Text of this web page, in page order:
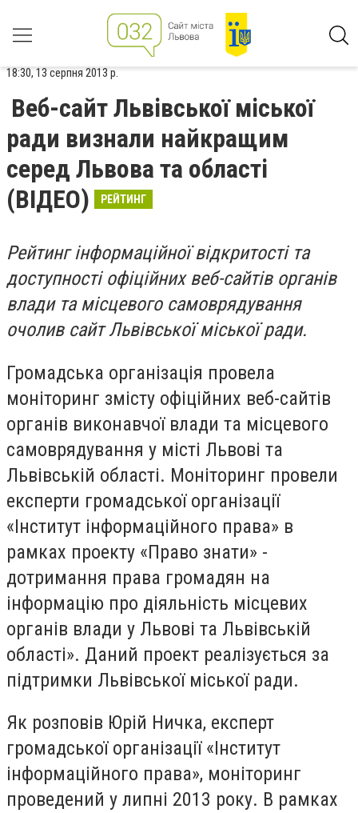
18:30, 13 серпня 2013 р.
Веб-сайт Львівської міської
ради визнали найкращим
серед Львова та області
(ВІДЕО)
РЕЙТИНГ
Рейтинг інформаційної відкритості та
доступності офіційних веб-сайтів органів
влади та місцевого самоврядування
очолив сайт Львівської міської ради.
Громадська організація провела
моніторинг змісту офіційних веб-сайтів
органів виконавчої влади та місцевого
самоврядування у місті Львові та
Львівській області. Моніторинг провели
експерти громадської організації
«Інститут інформаційного права» в
рамках проекту «Право знати» -
дотримання права громадян на
інформацію про діяльність місцевих
органів влади у Львові та Львівській
області». Даний проект реалізується за
підтримки Львівської міської ради.
Як розповів Юрій Ничка, експерт
громадської організації «Інститут
інформаційного права», моніторинг
проведений у липні 2013 року. В рамках